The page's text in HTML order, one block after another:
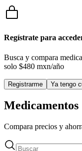
Regístrate para
Busca y compara
solo $480 mxn/año
Registrarme Ya tengo
Medicamentos
Compara precios y